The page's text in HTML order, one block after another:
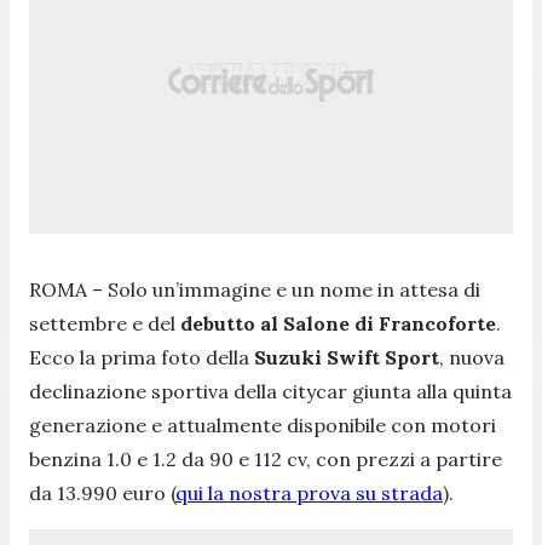
ROMA – Solo un’immagine e un nome in attesa di
settembre e del debutto al Salone di Francoforte.
Ecco la prima foto della Suzuki Swift Sport, nuova
declinazione sportiva della citycar giunta alla quinta
generazione e attualmente disponibile con motori
benzina 1.0 e 1.2 da 90 e 112 cv, con prezzi a partire
da 13.990 euro (qui la nostra prova su strada).